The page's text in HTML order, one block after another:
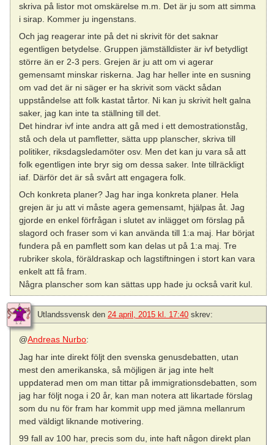
skriva på listor mot omskärelse m.m. Det är ju som att simma
i sirap. Kommer ju ingenstans.
Och jag reagerar inte på det ni skrivit för det saknar
egentligen betydelse. Gruppen jämställdister är ivf betydligt
större än er 2-3 pers. Grejen är ju att om vi agerar
gemensamt minskar riskerna. Jag har heller inte en susning
om vad det är ni säger er ha skrivit som väckt sådan
uppståndelse att folk kastat tårtor. Ni kan ju skrivit helt galna
saker, jag kan inte ta ställning till det.
Det hindrar ivf inte andra att gå med i ett demostrationståg,
stå och dela ut pamfletter, sätta upp planscher, skriva till
politiker, riksdagsledamöter osv. Men det kan ju vara så att
folk egentligen inte bryr sig om dessa saker. Inte tillräckligt
iaf. Därför det är så svårt att engagera folk.
Och konkreta planer? Jag har inga konkreta planer. Hela
grejen är ju att vi måste agera gemensamt, hjälpas åt. Jag
gjorde en enkel förfrågan i slutet av inlägget om förslag på
slagord och fraser som vi kan använda till 1:a maj. Har börjat
fundera på en pamflett som kan delas ut på 1:a maj. Tre
rubriker skola, föräldraskap och lagstiftningen i stort kan vara
enkelt att få fram.
Några planscher som kan sättas upp hade ju också varit kul.
Utlandssvensk den 24 april, 2015 kl. 17:40 skrev:
@Andreas Nurbo:
Jag har inte direkt följt den svenska genusdebatten, utan
mest den amerikanska, så möjligen är jag inte helt
uppdaterad men om man tittar på immigrationsdebatten, som
jag har följt noga i 20 år, kan man notera att likartade förslag
som du nu för fram har kommit upp med jämna mellanrum
med väldigt liknande motivering.
99 fall av 100 har, precis som du, inte haft någon direkt plan